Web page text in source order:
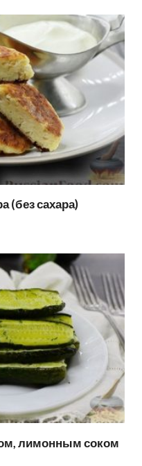
(без сахара)
лимонным соком